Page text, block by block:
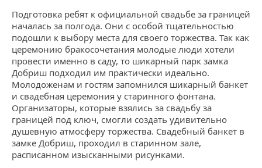
Подготовка ребят к официальной свадьбе за границей
началась за полгода. Они с особой тщательностью
подошли к выбору места для своего торжества. Так как
церемонию бракосочетания молодые люди хотели
провести именно в саду, то шикарный парк замка
Добриш подходил им практически идеально.
Молодоженам и гостям запомнился шикарный банкет
и свадебная церемония у старинного фонтана.
Организаторы, которые взялись за свадьбу за
границей под ключ, смогли создать удивительно
душевную атмосферу торжества. Свадебный банкет в
замке Добриш, проходил в старинном зале,
расписанном изысканными рисунками.